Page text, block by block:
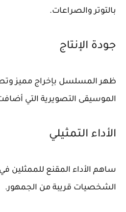
بالتوتر والصراعات.
جودة الإنتاج
ظهر المسلسل بإخراج مميز
الموسيقى التصويرية التي
الأداء التمثيلي
ساهم الأداء المقنع للممثلين
الشخصيات قريبة من الجمهور.